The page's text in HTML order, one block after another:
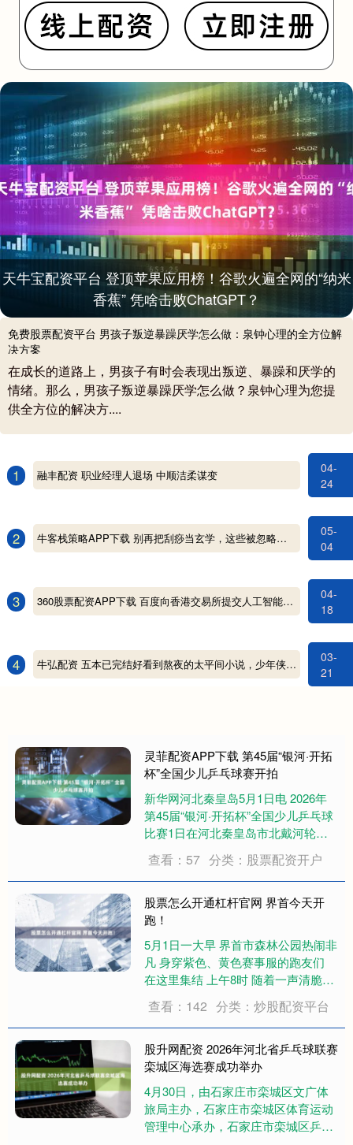
天牛宝配资平台 登顶苹果应用榜！谷歌火遍全网的“纳米
香蕉” 凭啥击败ChatGPT？
免费股票配资平台 男孩子叛逆暴躁厌学怎么做：泉钟心理的全方位解
决方案
在成长的道路上，男孩子有时会表现出叛逆、暴躁和厌学的
情绪。那么，男孩子叛逆暴躁厌学怎么做？泉钟心理为您提
供全方位的解决方....
1 融丰配资 职业经理人退场 中顺洁柔谋变
04-
24
2 牛客栈策略APP下载 别再把刮痧当玄学，这些被忽略的真实功效和作用你要知道！
05-
04
3 360股票配资APP下载 百度向香港交易所提交人工智能芯片附属公司昆仑芯的分拆建议
04-
18
4 牛弘配资 五本已完结好看到熬夜的太平间小说，少年侠义，生死恣意，适合做小说推文
03-
21
灵菲配资APP下载 第45届“银河·开拓
杯”全国少儿乒乓球赛开拍
新华网河北秦皇岛5月1日电 2026年
第45届“银河·开拓杯”全国少儿乒乓球
比赛1日在河北秦皇岛市北戴河轮滑
位、俱乐部的1200余名乒乓小将齐聚
渤海之滨，以球会友、以赛砺志。 本
届赛事以“乒汇北戴河，乐享新港城....
查看：57 分类：股票配资开户
股票怎么开通杠杆官网 界首今天开
跑！
5月1日一大早 界首市森林公园热闹非
凡 身穿紫色、黄色赛事服的跑友们
在这里集结 上午8时 随着一声清脆的
出起点 芝麻官2026“奔跑江淮” 和美乡
村健康跑（界首站） 正式开跑！ 据
介绍，本次赛事由界首....
查看：142 分类：炒股配资平台
股升网配资 2026年河北省乒乓球联赛
栾城区海选赛成功举办
4月30日，由石家庄市栾城区文广体
旅局主办，石家庄市栾城区体育运动
管理中心承办，石家庄市栾城区乒乓